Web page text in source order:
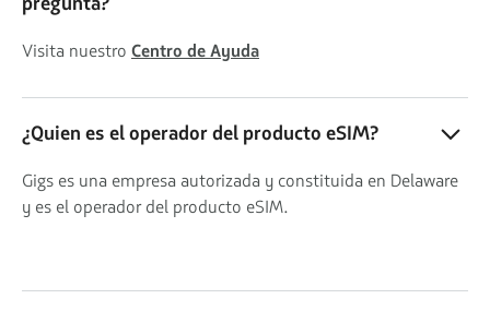
Visita nuestro Centro de Ayuda
¿Quien es el operador del producto eSIM?
Gigs es una empresa autorizada y constituida en Delaware
y es el operador del producto eSIM.